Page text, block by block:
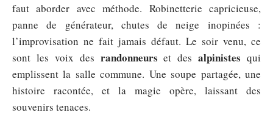
faut aborder avec méthode. Robinetterie capricieuse,
panne de générateur, chutes de neige inopinées :
l’improvisation ne fait jamais défaut. Le soir venu, ce
sont les voix des randonneurs et desalpinistes qui
emplissent la salle commune. Une soupe partagée, une
histoire racontée, et la magie opère, laissant des
souvenirs tenaces.